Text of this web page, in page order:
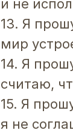
и не
13. Я
мир
14. Я
считаю,
15. Я
я не